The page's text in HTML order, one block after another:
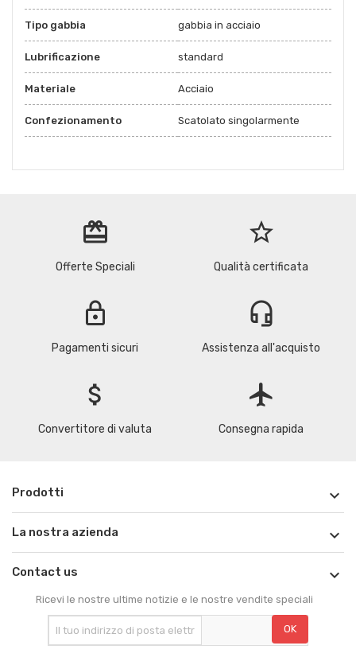
Tipo gabbia gabbia in acciaio
Lubrificazione standard
Materiale Acciaio
Confezionamento Scatolato singolarmente
redeem
Offerte Speciali
star_border
Qualità certificata
lock
Pagamenti sicuri
headset_mic
Assistenza all'acquisto
attach_money
Convertitore di valuta
flight
Consegna rapida
Prodotti 
La nostra azienda 
Contact us 
Ricevi le nostre ultime notizie e le nostre vendite speciali